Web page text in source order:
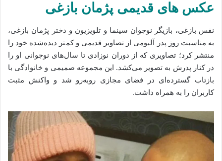
عکس های قدیمی پژمان بازغی
نفس بازغی، بازیگر نوجوان سینما و تلویزیون و دختر پژمان بازغی،
به مناسبت روز پدر آلبومی از تصاویر قدیمی و کمتر دیده‌شده خود را
منتشر کرد؛ تصاویری که از دوران نوزادی تا سال‌های نوجوانی او را
در کنار پدرش به تصویر می‌کشد. این مجموعه صمیمی و خانوادگی با
بازتاب گسترده‌ای در فضای مجازی روبه‌رو شد و واکنش مثبت
کاربران را به همراه داشت.